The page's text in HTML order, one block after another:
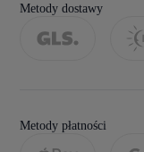
Metody dostawy
Metody płatności